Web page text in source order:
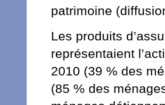
patrimoine
Les produits
représentaient
2010 (39 % des
(85 % des